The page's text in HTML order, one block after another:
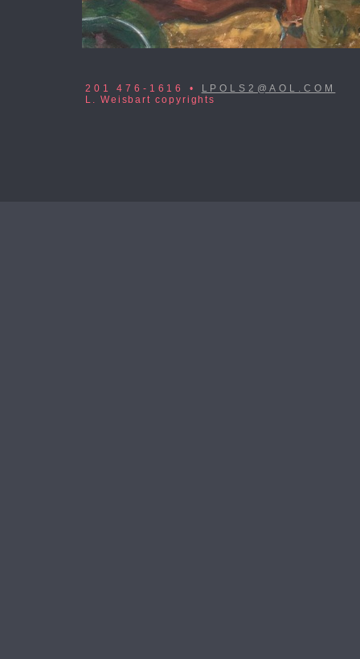
201 476-1616 •
LPOLS2@AOL.COM
L. Weisbart copyrights